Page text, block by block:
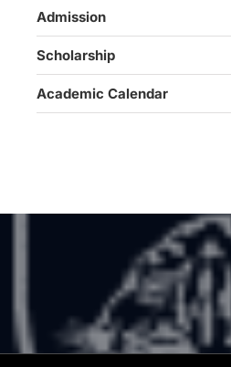
Admission
Scholarship
Academic Calendar